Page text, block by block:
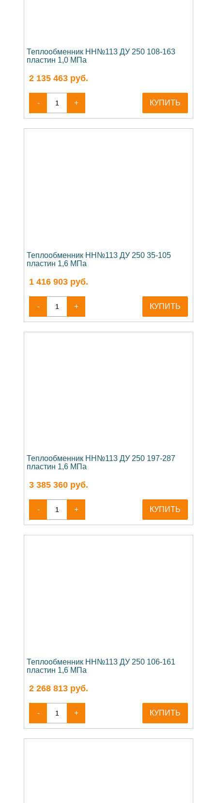
Теплообменник НН№113 ДУ 250 108-163
пластин 1,0 МПа
2 135 463 руб.
- + КУПИТЬ
Теплообменник НН№113 ДУ 250 35-105
пластин 1,6 МПа
1 416 903 руб.
- + КУПИТЬ
Теплообменник НН№113 ДУ 250 197-287
пластин 1,6 МПа
3 385 360 руб.
- + КУПИТЬ
Теплообменник НН№113 ДУ 250 106-161
пластин 1,6 МПа
2 268 813 руб.
- + КУПИТЬ